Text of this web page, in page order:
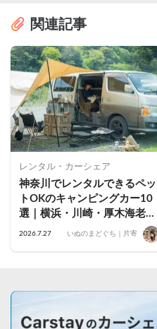
関連記事
レンタル・カーシェア
神奈川でレンタルできるペッ
トOKのキャンピングカー10
選｜横浜・川崎・厚木海老
名・藤沢茅ヶ崎・小田原・鎌
2026.7.27 いぬのまどぐち｜片寄